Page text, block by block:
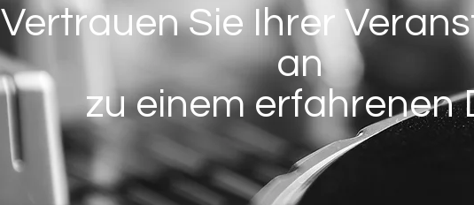
Vertrauen Sie Ihrer
an
zu einem erfahrenen